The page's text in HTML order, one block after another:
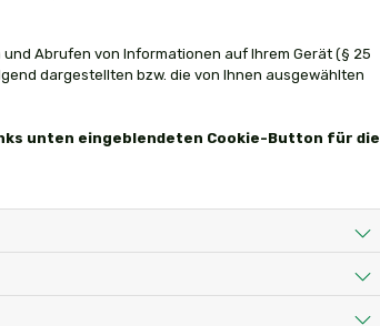
und Abrufen von Informationen auf Ihrem Gerät (§ 25
dargestellten bzw. die von Ihnen ausgewählten
unten eingeblendeten Cookie-Button für die